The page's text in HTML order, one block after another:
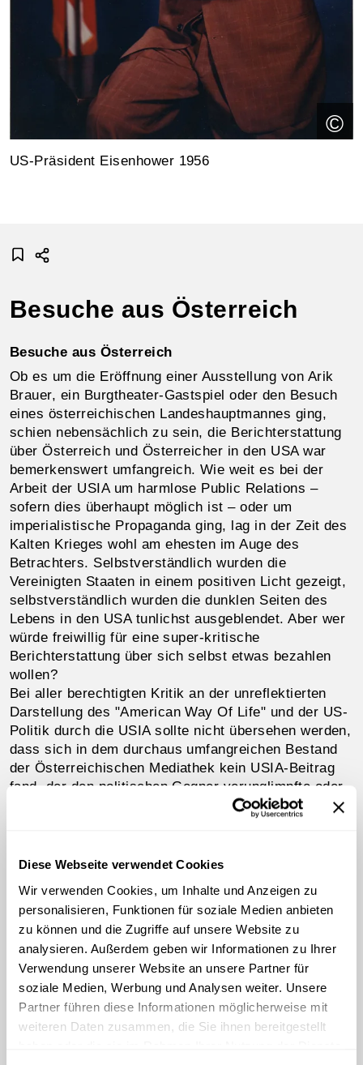
Diese Webseite verwendet Cookies
Wir verwenden Cookies, um Inhalte und Anzeigen zu
personalisieren, Funktionen für soziale Medien anbieten
zu können und die Zugriffe auf unsere Website zu
analysieren. Außerdem geben wir Informationen zu Ihrer
Verwendung unserer Website an unsere Partner für
soziale Medien, Werbung und Analysen weiter. Unsere
Partner führen diese Informationen möglicherweise mit
weiteren Daten zusammen, die Sie ihnen bereitgestellt
©
US-Präsident Eisenhower 1956
Besuche aus Österreich
Besuche aus Österreich
Ob es um die Eröffnung einer Ausstellung von Arik
Brauer, ein Burgtheater-Gastspiel oder den Besuch
eines österreichischen Landeshauptmannes ging,
schien nebensächlich zu sein, die Berichterstattung
über Österreich und Österreicher in den USA war
bemerkenswert umfangreich. Wie weit es bei der
Arbeit der USIA um harmlose Public Relations –
sofern dies überhaupt möglich ist – oder um
imperialistische Propaganda ging, lag in der Zeit des
Kalten Krieges wohl am ehesten im Auge des
Betrachters. Selbstverständlich wurden die
Vereinigten Staaten in einem positiven Licht gezeigt,
selbstverständlich wurden die dunklen Seiten des
Lebens in den USA tunlichst ausgeblendet. Aber wer
würde freiwillig für eine super-kritische
Berichterstattung über sich selbst etwas bezahlen
wollen?
Bei aller berechtigten Kritik an der unreflektierten
Darstellung des "American Way Of Life" und der US-
Politik durch die USIA sollte nicht übersehen werden,
dass sich in dem durchaus umfangreichen Bestand
der Österreichischen Mediathek kein USIA-Beitrag
fand, der den politischen Gegner verunglimpfte oder
auch nur in die Nähe von anti-kommunistischer